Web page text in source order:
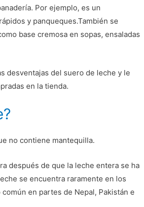
Por ejemplo, es un
y panqueques.También se
base cremosa en sopas, ensaladas
desventajas del suero de leche y le
en la tienda.
no contiene mantequilla.
después de que la leche entera se ha
se encuentra raramente en los
en partes de Nepal, Pakistán e